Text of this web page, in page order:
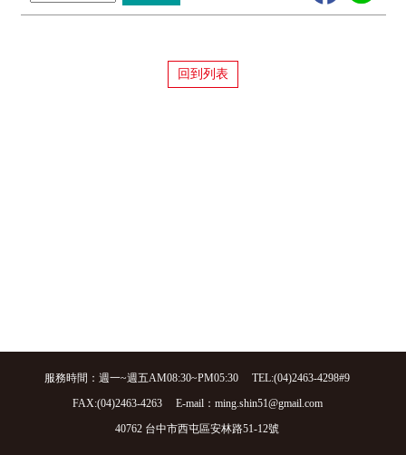
回到列表
服務時間：週一~週五AM08:30~PM05:30
TEL:(04)2463-4298#9
FAX:(04)2463-4263
E-mail：ming.shin51@gmail.com
40762 台中市西屯區安林路51-12號